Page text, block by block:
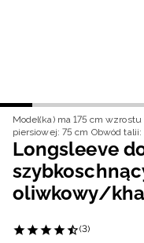
Model(ka) ma 175 cm
piersiowej: 75 cm Obwód talii:
Longsleeve
oliwkowy/
(3)